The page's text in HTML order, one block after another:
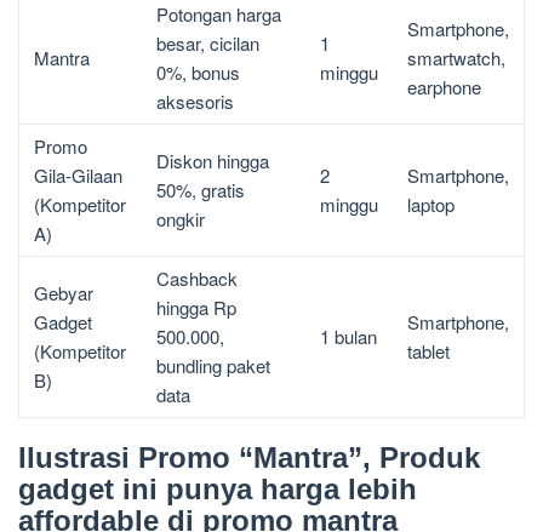
Mantra
Potongan harga
besar, cicilan
0%, bonus
aksesoris
1
minggu
Smartphone,
smartwatch,
earphone
Promo
Gila-Gilaan
(Kompetitor
A)
Diskon hingga
50%, gratis
ongkir
2
minggu
Smartphone,
laptop
Gebyar
Gadget
(Kompetitor
B)
Cashback
hingga Rp
500.000,
bundling paket
data
1 bulan
Smartphone,
tablet
Ilustrasi Promo “Mantra”, Produk
gadget ini punya harga lebih
affordable di promo mantra